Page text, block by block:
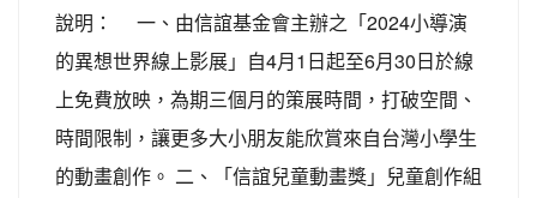
說明： 一、由信誼基金會主辦之「2024小導演
的異想世界線上影展」自4月1日起至6月30日於線
上免費放映，為期三個月的策展時間，打破空間、
時間限制，讓更多大小朋友能欣賞來自台灣小學生
的動畫創作。 二、「信誼兒童動畫獎」兒童創作組